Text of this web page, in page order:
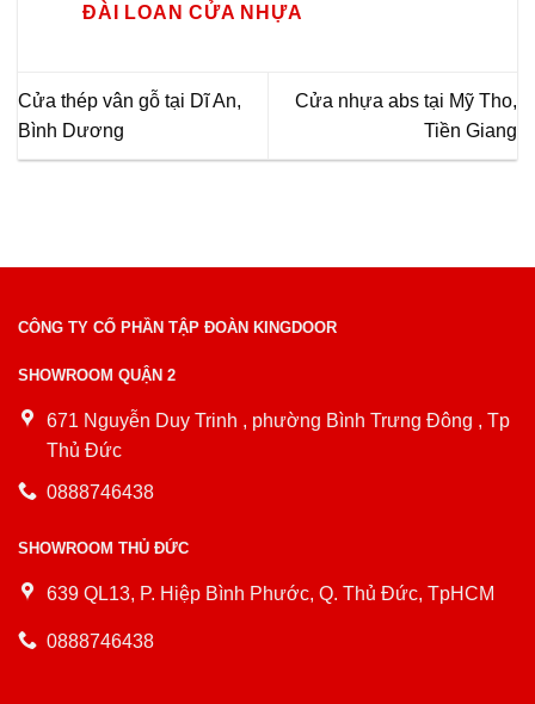
ĐÀI LOAN CỬA NHỰA
Cửa thép vân gỗ tại Dĩ An,
Bình Dương
Cửa nhựa abs tại Mỹ Tho,
Tiền Giang
CÔNG TY CỔ PHẦN TẬP ĐOÀN KINGDOOR
SHOWROOM QUẬN 2
671 Nguyễn Duy Trinh , phường Bình Trưng Đông , Tp
Thủ Đức
0888746438
SHOWROOM THỦ ĐỨC
639 QL13, P. Hiệp Bình Phước, Q. Thủ Đức, TpHCM
0888746438